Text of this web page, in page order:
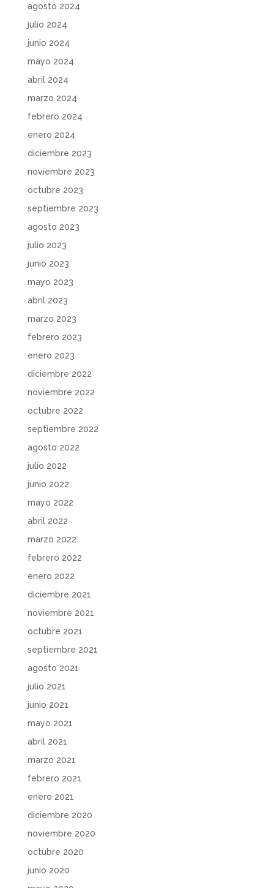
agosto 2024
julio 2024
junio 2024
mayo 2024
abril 2024
marzo 2024
febrero 2024
enero 2024
diciembre 2023
noviembre 2023
octubre 2023
septiembre 2023
agosto 2023
julio 2023
junio 2023
mayo 2023
abril 2023
marzo 2023
febrero 2023
enero 2023
diciembre 2022
noviembre 2022
octubre 2022
septiembre 2022
agosto 2022
julio 2022
junio 2022
mayo 2022
abril 2022
marzo 2022
febrero 2022
enero 2022
diciembre 2021
noviembre 2021
octubre 2021
septiembre 2021
agosto 2021
julio 2021
junio 2021
mayo 2021
abril 2021
marzo 2021
febrero 2021
enero 2021
diciembre 2020
noviembre 2020
octubre 2020
junio 2020